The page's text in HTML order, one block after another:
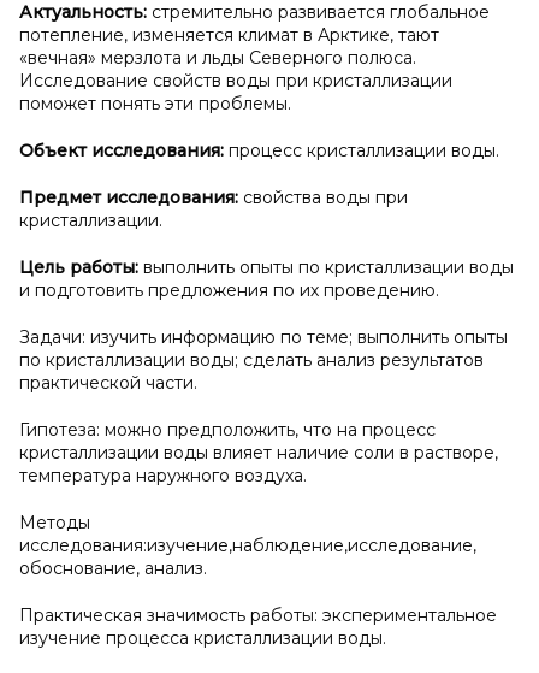
Актуальность: стремительно развивается глобальное
потепление, изменяется климат в Арктике, тают
«вечная» мерзлота и льды Северного полюса.
Исследование свойств воды при кристаллизации
поможет понять эти проблемы.
Объект исследования: процесс кристаллизации воды.
Предмет исследования: свойства воды при
кристаллизации.
Цель работы: выполнить опыты по кристаллизации воды
и подготовить предложения по их проведению.
Задачи: изучить информацию по теме; выполнить опыты
по кристаллизации воды; сделать анализ результатов
практической части.
Гипотеза: можно предположить, что на процесс
кристаллизации воды влияет наличие соли в растворе,
температура наружного воздуха.
Методы
исследования:изучение,наблюдение,исследование,
обоснование, анализ.
Практическая значимость работы: экспериментальное
изучение процесса кристаллизации воды.